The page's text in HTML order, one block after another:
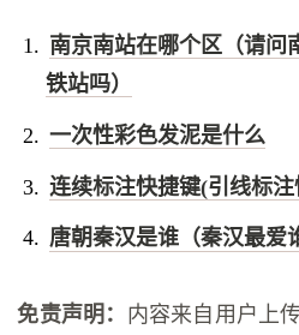
南京南站在哪个区（请问
铁站吗）
一次性彩色发泥是什么
连续标注快捷键(引线标注
唐朝秦汉是谁（秦汉最爱
免责声明： 内容来自用户上